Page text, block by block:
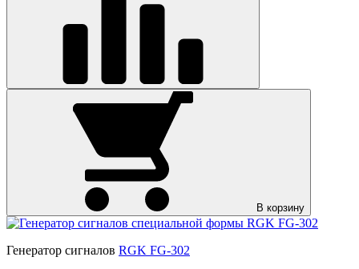
В корзину
Генератор сигналов RGK FG-302